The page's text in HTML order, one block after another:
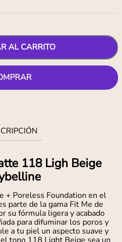
AL CARRITO
118 Ligh Beige
+ Poreless Foundation en el
parte de la gama Fit Me de
su fórmula ligera y acabado
para difuminar los poros y
a tu piel un aspecto suave y